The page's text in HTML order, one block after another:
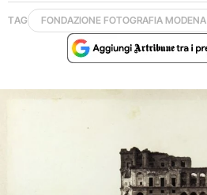
TAG FONDAZIONE FOTOGRAFIA MODENA